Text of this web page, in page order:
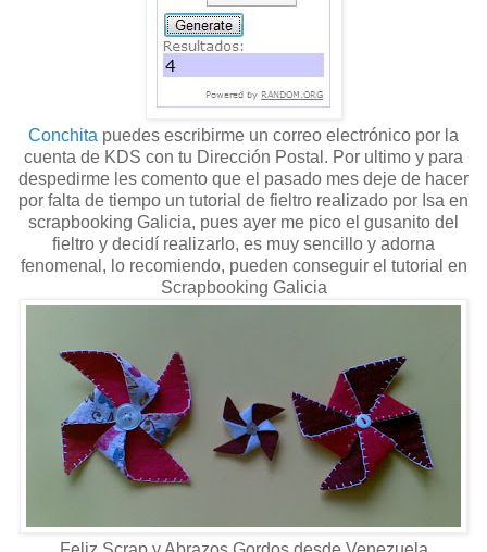
Conchita puedes escribirme un correo electrónico por la
cuenta de KDS con tu Dirección Postal. Por ultimo y para
despedirme les comento que el pasado mes deje de hacer
por falta de tiempo un tutorial de fieltro realizado por Isa en
scrapbooking Galicia, pues ayer me pico el gusanito del
fieltro y decidí realizarlo, es muy sencillo y adorna
fenomenal, lo recomiendo, pueden conseguir el tutorial en
Scrapbooking Galicia